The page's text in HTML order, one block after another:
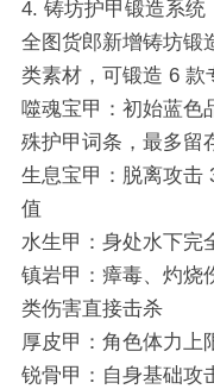
4. 铸坊护甲锻造系统
全图货郎新增铸坊锻
类素材，可锻造 6 款
噬魂宝甲：初始蓝色
殊护甲词条，最多留
生息宝甲：脱离攻击
值
水生甲：身处水下完
镇岩甲：瘴毒、灼烧
类伤害直接击杀
厚皮甲：角色体力上
锐骨甲：自身基础攻